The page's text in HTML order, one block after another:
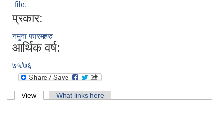
file.
प्रकार:
नमुना फारमहरु
आर्थिक वर्ष:
७५/७६
Primary tabs
View (active tab)What links here